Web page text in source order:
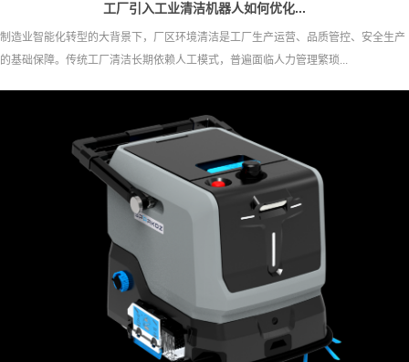
工厂引入工业清洁机器人如何优化...
制造业智能化转型的大背景下，厂区环境清洁是工厂生产运营、品质管控、安全生产
的基础保障。传统工厂清洁长期依赖人工模式，普遍面临人力管理繁琐...